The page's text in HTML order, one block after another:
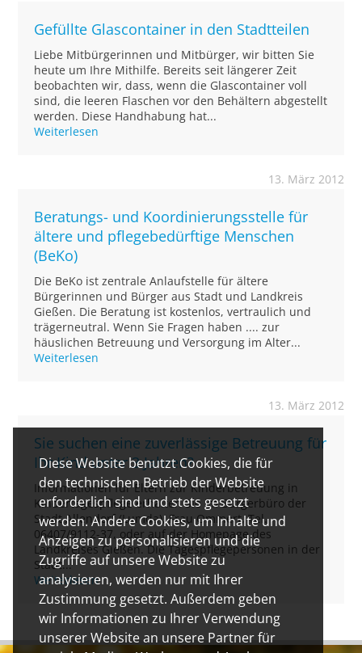
Diese Website benutzt Cookies, die für
den technischen Betrieb der Website
erforderlich sind und stets gesetzt
werden. Andere Cookies, um Inhalte und
Anzeigen zu personalisieren und die
Zugriffe auf unsere Website zu
analysieren, werden nur mit Ihrer
Zustimmung gesetzt. Außerdem geben
wir Informationen zu Ihrer Verwendung
unserer Website an unsere Partner für
Gefüllte Glascontainer in den Stadtteilen
Liebe Mitbürgerinnen und Mitbürger, wir bitten Sie
heute um Ihre Mithilfe. Bereits seit längerer Zeit
beobachten wir, dass, wenn die Glascontainer voll
sind, die leeren Flaschen vor den Behältern abgestellt
werden. Diese Handhabung hat...
Weiterlesen
13. März 2012
Beratungs- und Koordinierungsstelle für
ältere und pflegebedürftige Menschen
(BeKo)
Die BeKo ist zentrale Anlaufstelle für ältere
Bürgerinnen und Bürger aus Stadt und Landkreis
Gießen. Die Beratung ist kostenlos, vertraulich und
trägerneutral. Wenn Sie Fragen haben .... zur
häuslichen Betreuung und Versorgung im Alter...
Weiterlesen
13. März 2012
Sie suchen eine zuverlässige Betreuung für
Ihr Kind unter 3 Jahren?
Informationen für Eltern zur Kinderbetreuung in
Kindertagespflege erhalten Sie im Bürgerbüro der
Stadt Allendorf (Lumda), Frau Ommert, Tel.
06407/9112-37, oder auf der Homepage des
Landkreises Gießen. Die Tagespflegepersonen in der
Stadt...
Weiterlesen